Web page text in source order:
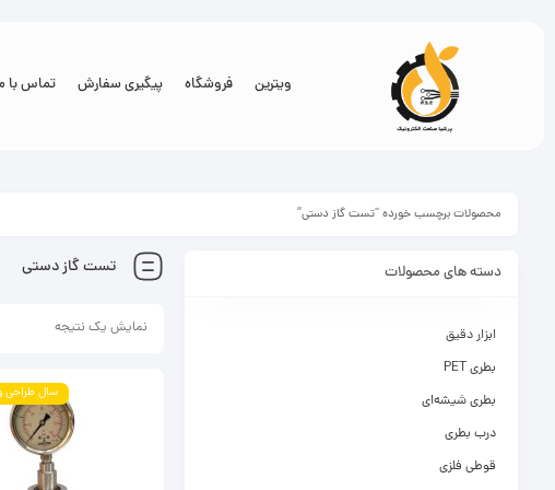
ویترین فروشگاه پیگیری سفارش تماس با
محصولات برچسب خورده “تست گاز دستی”
تست گاز دستی
نمایش یک نتیجه
سال طراحی و
دسته های محصولات
ابزار دقیق
بطری PET
بطری شیشه‌ای
درب بطری
قوطی فلزی